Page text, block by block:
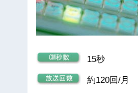
15秒
約120回/月